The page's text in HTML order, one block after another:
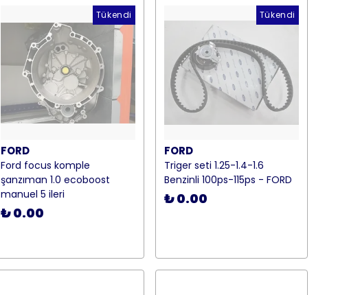
Tükendi
FORD
Ford focus komple
şanzıman 1.0 ecoboost
manuel 5 ileri
₺ 0.00
Tükendi
FORD
Triger seti 1.25-1.4-1.6
Benzinli 100ps-115ps - FORD
₺ 0.00